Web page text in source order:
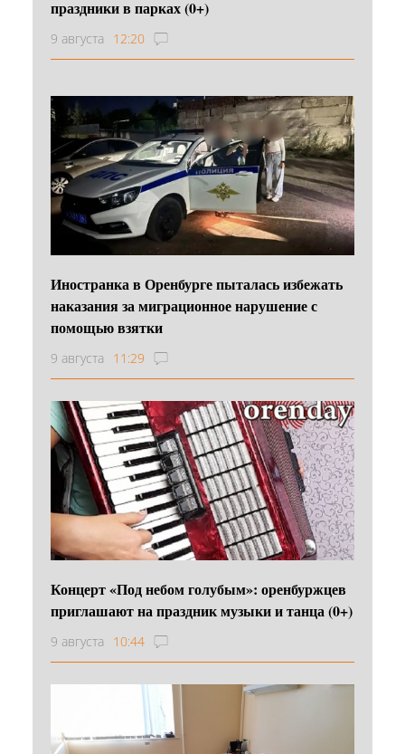
праздники в парках (0+)
9 августа 12:20
Иностранка в Оренбурге пыталась избежать
наказания за миграционное нарушение с
помощью взятки
9 августа 11:29
Концерт «Под небом голубым»: оренбуржцев
приглашают на праздник музыки и танца (0+)
9 августа 10:44